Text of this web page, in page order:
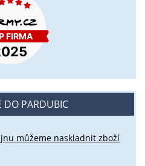
DO PARDUBIC
můžeme naskladnit zboží